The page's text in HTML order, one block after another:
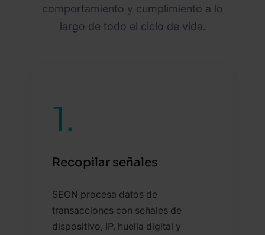
comportamiento y cumplimiento a lo
largo de todo el ciclo de vida.
1.
Recopilar señales
SEON procesa datos de
transacciones con señales de
dispositivo, IP, huella digital y